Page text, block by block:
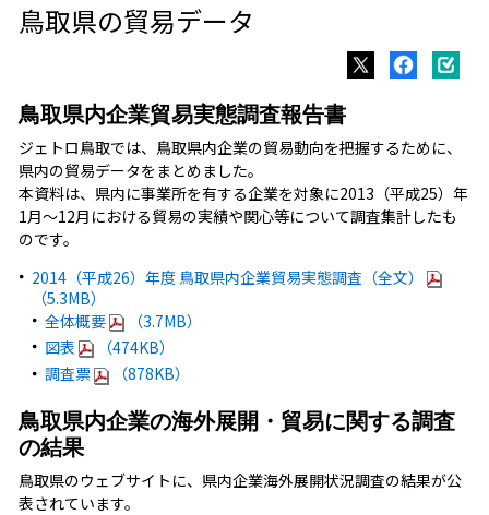
鳥取県の貿易データ
鳥取県内企業貿易実態調査報告書
ジェトロ鳥取では、鳥取県内企業の貿易動向を把握するために、
県内の貿易データをまとめました。
本資料は、県内に事業所を有する企業を対象に2013（平成25）年
1月～12月における貿易の実績や関心等について調査集計したも
のです。
2014（平成26）年度 鳥取県内企業貿易実態調査（全文）
（5.3MB）
全体概要
（3.7MB）
図表
（474KB）
調査票
（878KB）
鳥取県内企業の海外展開・貿易に関する調査
の結果
鳥取県のウェブサイトに、県内企業海外展開状況調査の結果が公
表されています。